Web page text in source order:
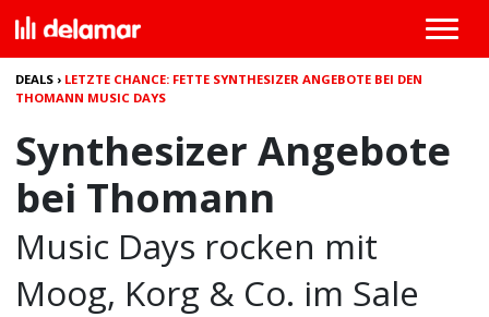
DEALS › LETZTE CHANCE: FETTE SYNTHESIZER ANGEBOTE BEI DEN
THOMANN MUSIC DAYS
Synthesizer Angebote
bei Thomann
Music Days rocken mit
Moog, Korg & Co. im Sale